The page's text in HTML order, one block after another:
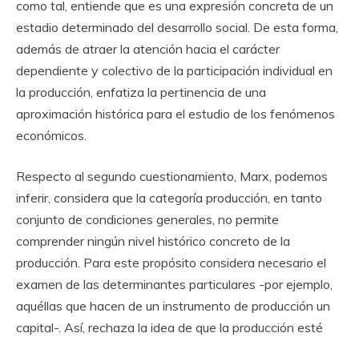
como tal, entiende que es una expresión concreta de un
estadio determinado del desarrollo social. De esta forma,
además de atraer la atención hacia el carácter
dependiente y colectivo de la participación individual en
la producción, enfatiza la pertinencia de una
aproximación histórica para el estudio de los fenómenos
económicos.
Respecto al segundo cuestionamiento, Marx, podemos
inferir, considera que la categoría producción, en tanto
conjunto de condiciones generales, no permite
comprender ningún nivel histórico concreto de la
producción. Para este propósito considera necesario el
examen de las determinantes particulares -por ejemplo,
aquéllas que hacen de un instrumento de producción un
capital-. Así, rechaza la idea de que la producción esté